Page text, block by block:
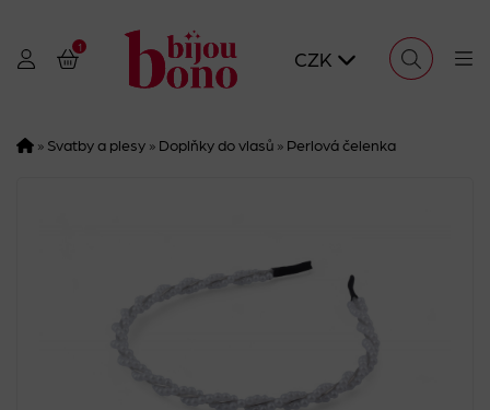
1
CZK
» Svatby a plesy» Doplňky do vlasů» Perlová čelenka